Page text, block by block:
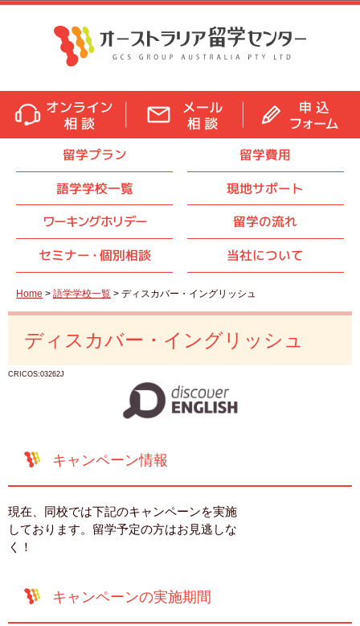
留学プラン
留学費用
語学学校一覧
現地サポート
ワーキングホリデー
留学の流れ
セミナー・ 個別相談 当社について
Home > 語学学校一覧 > ディスカバー・イングリッシュ
ディスカバー・イングリッシュ
CRICOS:03262J
キャンペーン情報
現在、同校では下記のキャンペーンを実施
しております。留学予定の方はお見逃しな
く！
キャンペーンの実施期間